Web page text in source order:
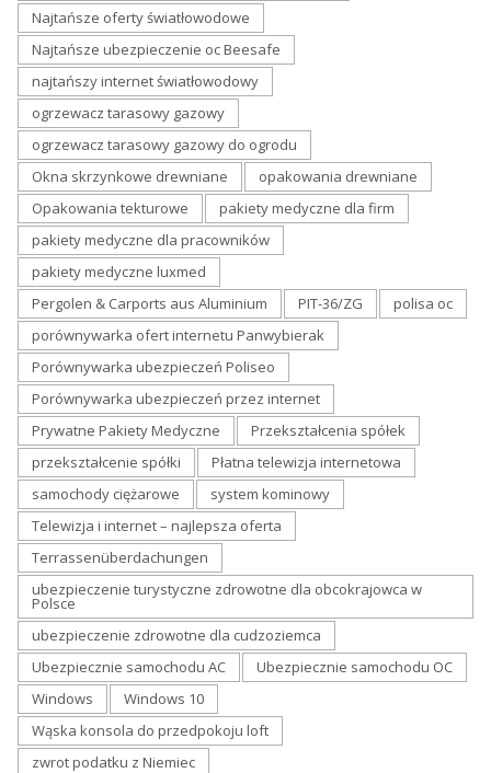
Najtańsze oferty światłowodowe
Najtańsze ubezpieczenie oc Beesafe
najtańszy internet światłowodowy
ogrzewacz tarasowy gazowy
ogrzewacz tarasowy gazowy do ogrodu
Okna skrzynkowe drewniane
opakowania drewniane
Opakowania tekturowe
pakiety medyczne dla firm
pakiety medyczne dla pracowników
pakiety medyczne luxmed
Pergolen & Carports aus Aluminium
PIT-36/ZG
polisa oc
porównywarka ofert internetu Panwybierak
Porównywarka ubezpieczeń Poliseo
Porównywarka ubezpieczeń przez internet
Prywatne Pakiety Medyczne
Przekształcenia spółek
przekształcenie spółki
Płatna telewizja internetowa
samochody ciężarowe
system kominowy
Telewizja i internet – najlepsza oferta
Terrassenüberdachungen
ubezpieczenie turystyczne zdrowotne dla obcokrajowca w
Polsce
ubezpieczenie zdrowotne dla cudzoziemca
Ubezpiecznie samochodu AC
Ubezpiecznie samochodu OC
Windows
Windows 10
Wąska konsola do przedpokoju loft
zwrot podatku z Niemiec